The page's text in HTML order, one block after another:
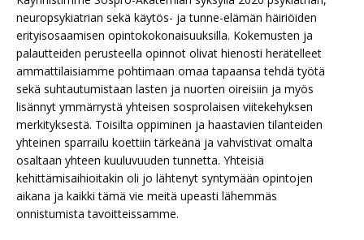
neuropsykiatrian sekä käytös- ja tunne-elämän häiriöiden
erityisosaamisen opintokokonaisuuksilla. Kokemusten ja
palautteiden perusteella opinnot olivat hienosti herätelleet
ammattilaisiamme pohtimaan omaa tapaansa tehdä työtä
sekä suhtautumistaan lasten ja nuorten oireisiin ja myös
lisännyt ymmärrystä yhteisen sosprolaisen viitekehyksen
merkityksestä. Toisilta oppiminen ja haastavien tilanteiden
yhteinen sparrailu koettiin tärkeänä ja vahvistivat omalta
osaltaan yhteen kuuluvuuden tunnetta. Yhteisiä
kehittämisaihioitakin oli jo lähtenyt syntymään opintojen
aikana ja kaikki tämä vie meitä upeasti lähemmäs
onnistumista tavoitteissamme.